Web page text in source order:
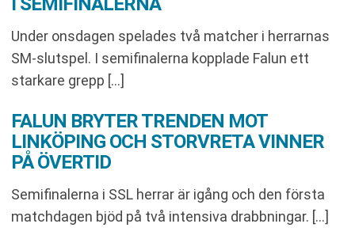
Under onsdagen spelades två matcher i herrarnas
SM-slutspel. I semifinalerna kopplade Falun ett
starkare grepp […]
FALUN BRYTER TRENDEN MOT
LINKÖPING OCH STORVRETA VINNER
PÅ ÖVERTID
Semifinalerna i SSL herrar är igång och den första
matchdagen bjöd på två intensiva drabbningar. […]